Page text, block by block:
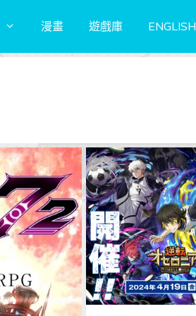
漫畫 遊戲庫 ENGLISH